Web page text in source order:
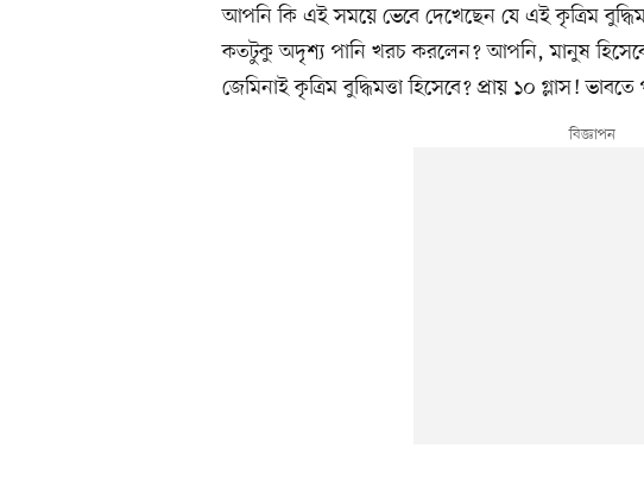
আপনি কি এই সময়ে ভেবে দেখেছেন যে এই কৃত্রিম
কতটুকু অদৃশ্য পানি খরচ করলেন? আপনি, মানুষ
জেমিনাই কৃত্রিম বুদ্ধিমত্তা হিসেবে? প্রায় ১০ গ্লাস!